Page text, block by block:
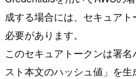
成する場合には、セキュア
必要があります。
このセキュアトークンは署
スト本文のハッシュ値」を